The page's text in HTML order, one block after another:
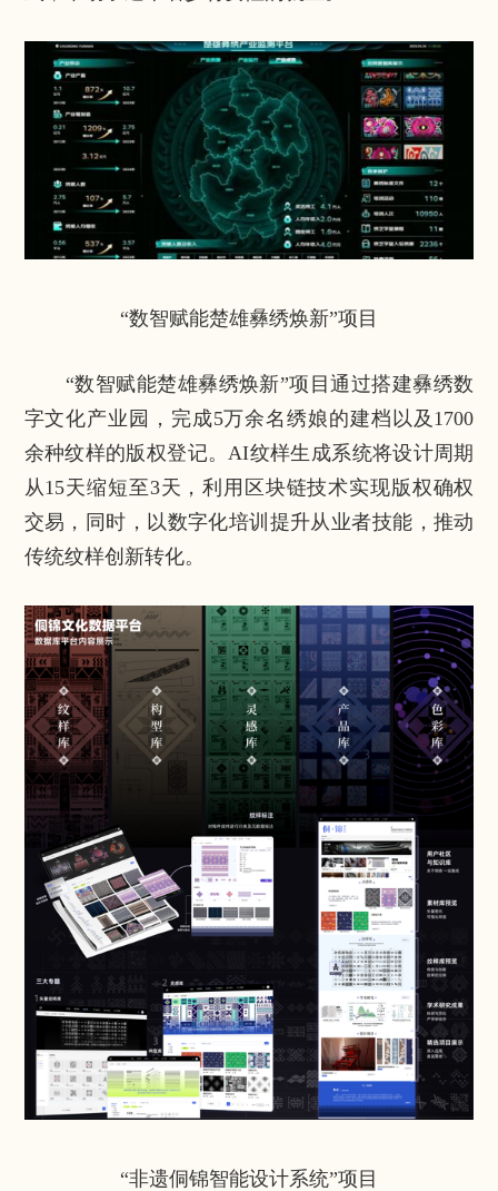
“数智赋能楚雄彝绣焕新”项目
“数智赋能楚雄彝绣焕新”项目通过搭建彝绣数
字文化产业园，完成5万余名绣娘的建档以及1700
余种纹样的版权登记。AI纹样生成系统将设计周期
从15天缩短至3天，利用区块链技术实现版权确权
交易，同时，以数字化培训提升从业者技能，推动
传统纹样创新转化。
“非遗侗锦智能设计系统”项目